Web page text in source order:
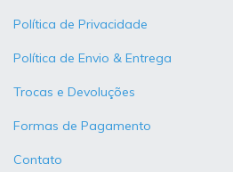
Política de Privacidade
Política de Envio & Entrega
Trocas e Devoluções
Formas de Pagamento
Contato